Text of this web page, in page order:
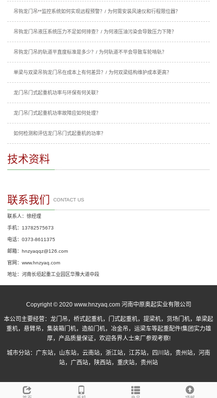
吊钩龙门吊**监控系统如何实现远程预警？/ 为何需安装风速仪和行程限位器？
吊钩龙门吊液压系统压力不足如何排查？/ 为何液压油污染会导致压力下降？
吊钩龙门吊的轨道平直度标准是多少？/ 为何轨道不平会导致车轮啃轨？
单梁与双梁吊钩龙门吊在成本上有何差异？/ 为何双梁结构维护成本更高？
龙门吊门式起重机功率与环保有何关联？
龙门吊门式起重机功率故障应如何处理？
如何检测和评估龙门吊门式起重机的功率？
技术资料
联系我们 CONTACT US
联系人：徐经理
手机：13782575673
电话：0373-8611375
邮箱：hnzyaqqz@126.com
官网：www.hnzyaq.com
地址：河南长垣起重工业园区华豫大道中段
Copyright © 2020 www.hnzyaq.com 河南中原奥起实业有限公司
本公司主要经营： 龙门吊 ， 桥式起重机， 门式起重机，提梁机，货场门机，单梁起
重机，悬臂吊，集装箱门机，造船门机，冶金吊，运梁车等起重配件!集团实力雄
厚，产品质量保证，欢迎各界人士来厂参观考察!
城市分站： 广东站， 山东站， 云南站， 浙江站， 江苏站， 四川站， 贵州站， 河南
站， 广西站， 陕西站， 重庆站， 贵州站